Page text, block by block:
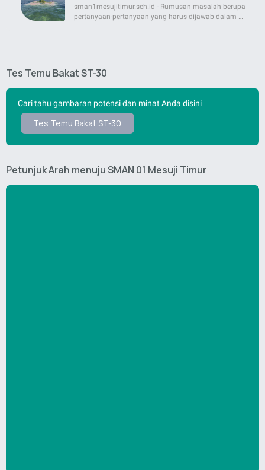
sman1mesujitimur.sch.id - Rumusan masalah berupa
pertanyaan-pertanyaan yang harus dijawab dalam …
Tes Temu Bakat ST-30
Cari tahu gambaran potensi dan minat Anda disini
Tes Temu Bakat ST-30
Petunjuk Arah menuju SMAN 01 Mesuji Timur